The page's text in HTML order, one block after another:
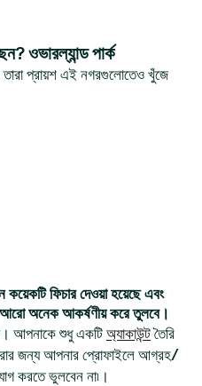
ওভারল্যান্ড পার্ক
তারা প্রায়শ এই নগরগুলোতেও খুঁজে
ফিচার দেওয়া হয়েছে এবং
আরো অনেক আকর্ষণীয় করে তুলবে।
আপনাকে শুধু একটি অ্যাকাউন্টতৈরি
জন্য আপনার প্রোফাইলে আগ্রহ/
করতে ভুলবেন না৷।